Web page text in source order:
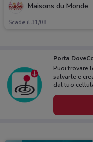
Maisons du Monde
Scade il 31/08
Porta
Puoi trovare
salvarle e
dal tuo